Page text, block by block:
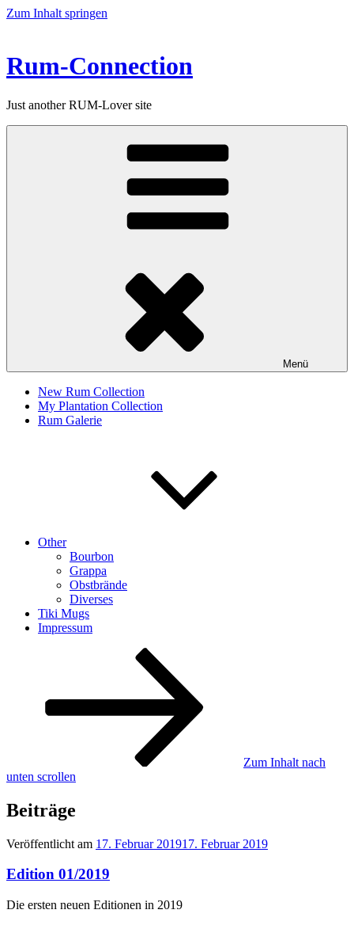
Zum Inhalt springen
Rum-Connection
Just another RUM-Lover site
Menü
New Rum Collection
My Plantation Collection
Rum Galerie
Other
Bourbon
Grappa
Obstbrände
Diverses
Tiki Mugs
Impressum
Zum Inhalt nach
unten scrollen
Beiträge
Veröffentlicht am 17. Februar 201917. Februar 2019
Edition 01/2019
Die ersten neuen Editionen in 2019